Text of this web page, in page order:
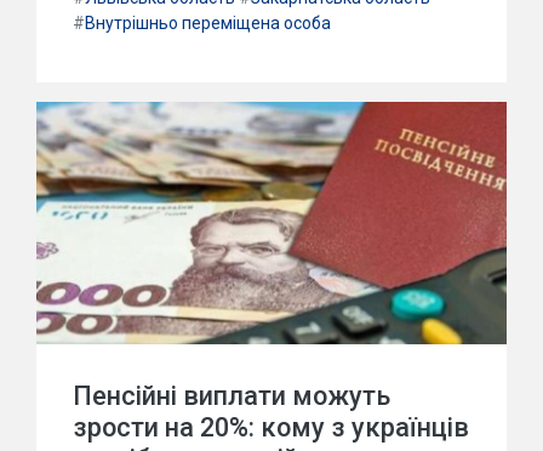
#Внутрішньо переміщена особа
Пенсійні виплати можуть
зрости на 20%: кому з українців